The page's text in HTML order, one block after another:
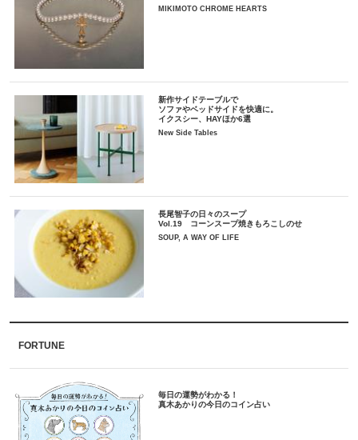
MIKIMOTO CHROME HEARTS
新作サイドテーブルで
ソファやベッドサイドを快適に。
イクスシー、HAYほか6選
New Side Tables
長尾智子の日々のスープ
Vol.19 コーンスープ焼きもろこしのせ
SOUP, A WAY OF LIFE
FORTUNE
毎日の運勢がわかる！